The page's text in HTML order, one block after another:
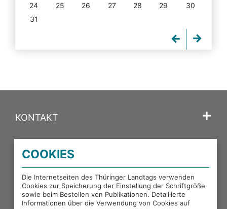
24
25 26 27 28 29
30
31
KONTAKT
PORTALE DES THÜRINGER LANDTAGS
EXTERNE LINKS
COOKIES
Die Internetseiten des Thüringer Landtags verwenden
Cookies zur Speicherung der Einstellung der Schriftgröße
sowie beim Bestellen von Publikationen. Detaillierte
Informationen über die Verwendung von Cookies auf